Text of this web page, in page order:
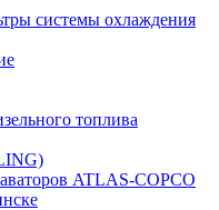
системы охлаждения
топлива
ATLAS-COPCO